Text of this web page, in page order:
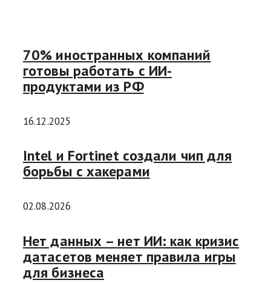
70% иностранных компаний
готовы работать с ИИ-
продуктами из РФ
16.12.2025
Intel и Fortinet создали чип для
борьбы с хакерами
02.08.2026
Нет данных – нет ИИ: как кризис
датасетов меняет правила игры
для бизнеса